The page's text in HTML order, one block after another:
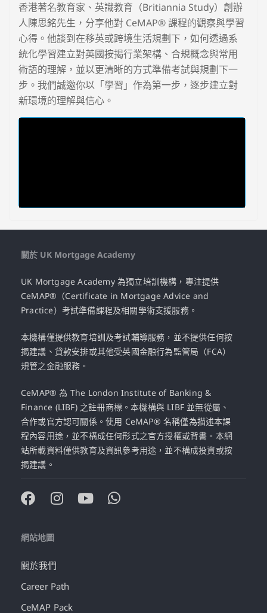
香港著名教育家、英識教育（Britiannia Study）創辦
人陳思銘先生，分享他對 CeMAP® 課程的觀察與學習
心得。他談到在移英或跨境生活規劃下，如何透過系
統化學習建立對英國按揭行業架構、合規概念與常用
術語的理解，並以更清晰的方式準備考試與規劃下一
步。我們誠邀你以「學習」作為第一步，逐步建立對
新環境的理解與信心。
關於 UK Mortgage Academy
UK Mortgage Academy 為獨立培訓機構，專注提供
CeMAP®（Certificate in Mortgage Advice and
Practice）考試準備課程及相關學術支援服務。
本機構僅提供教育培訓及考試輔導服務，並不提供任何按
揭建議、貸款安排或其他受英國金融行為監管局（FCA）
規管之金融服務。
CeMAP® 為 The London Institute of Banking &
Finance (LIBF) 之註冊商標。本機構與 LIBF 並無從屬、
合作或官方認可關係。使用 CeMAP® 名稱僅為描述本課
程內容用途，並不構成任何形式之官方授權或背書。本網
站所載資料僅供教育及資訊參考用途，並不構成投資或按
揭建議。
網站地圖
關於我們
Career Path
CeMAP Pack